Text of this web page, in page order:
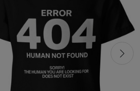
ofercie
informatykasą dostępne w wielu
w szkole, czy na zabawie z
programisty
będzie doskonałym wyborem. Nasze
to coś więcej niż ubranie –
wygodna.